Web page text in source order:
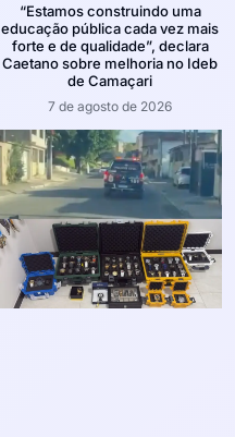
“Estamos construindo uma
educação pública cada vez mais
forte e de qualidade”, declara
Caetano sobre melhoria no Ideb
de Camaçari
7 de agosto de 2026